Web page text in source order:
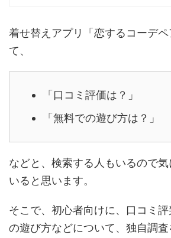
着せ替えアプリ「恋するコーデ
て、
「口コミ評価は？」
「無料での遊び方は？」
などと、検索する人もいるので
いると思います。
そこで、初心者向けに、口コミ
の遊び方などについて、独自調